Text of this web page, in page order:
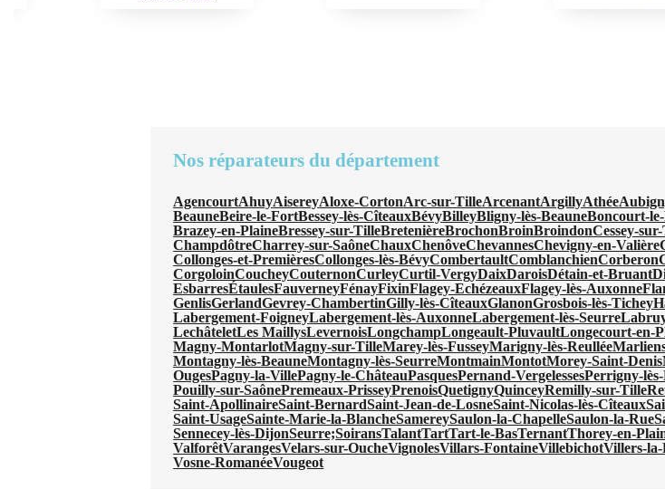
Nos réparateurs du département
AgencourtAhuyAisereyAloxe-CortonArc-sur-TilleArcenantArgillyAthée
BeauneBeire-le-FortBessey-lès-CîteauxBévyBilleyBligny-lès-BeauneBoncourt-
Brazey-en-PlaineBressey-sur-TilleBretenièreBrochonBroinBroindonCessey-
ChampdôtreCharrey-sur-SaôneChauxChenôveChevannesChevigny-en-Valière
Collonges-et-PremièresCollonges-lès-BévyCombertaultComblanchienCorberon
CorgoloinCoucheyCouternonCurleyCurtil-VergyDaixDaroisDétain-et-Bruant
EsbarresÉtaulesFauverneyFénayFixinFlagey-EchézeauxFlagey-lès-Auxonne
GenlisGerlandGevrey-ChambertinGilly-lès-CîteauxGlanonGrosbois-lès-Tichey
Labergement-FoigneyLabergement-lès-AuxonneLabergement-lès-Seurre
LechâteletLes MaillysLevernoisLongchampLongeault-PluvaultLongecourt-en-
Magny-MontarlotMagny-sur-TilleMarey-lès-FusseyMarigny-lès-Reullée
Montagny-lès-BeauneMontagny-lès-SeurreMontmainMontotMorey-Saint-Denis
OugesPagny-la-VillePagny-le-ChâteauPasquesPernand-VergelessesPerrigny-
Pouilly-sur-SaônePremeaux-PrisseyPrenoisQuetignyQuinceyRemilly-sur-Tille
Saint-ApollinaireSaint-BernardSaint-Jean-de-LosneSaint-Nicolas-lès-Cîteaux
Saint-UsageSainte-Marie-la-BlancheSamereySaulon-la-ChapelleSaulon-la-Rue
Sennecey-lès-DijonSeurre;SoiransTalantTartTart-le-BasTernantThorey-en-
ValforêtVarangesVelars-sur-OucheVignolesVillars-FontaineVillebichotVillers-la-
Vosne-RomanéeVougeot